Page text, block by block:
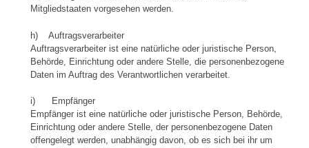
Mitgliedstaaten vorgesehen werden.
h) Auftragsverarbeiter
Auftragsverarbeiter ist eine natürliche oder juristische Person,
Behörde, Einrichtung oder andere Stelle, die personenbezogene
Daten im Auftrag des Verantwortlichen verarbeitet.
i) Empfänger
Empfänger ist eine natürliche oder juristische Person, Behörde,
Einrichtung oder andere Stelle, der personenbezogene Daten
offengelegt werden, unabhängig davon, ob es sich bei ihr um